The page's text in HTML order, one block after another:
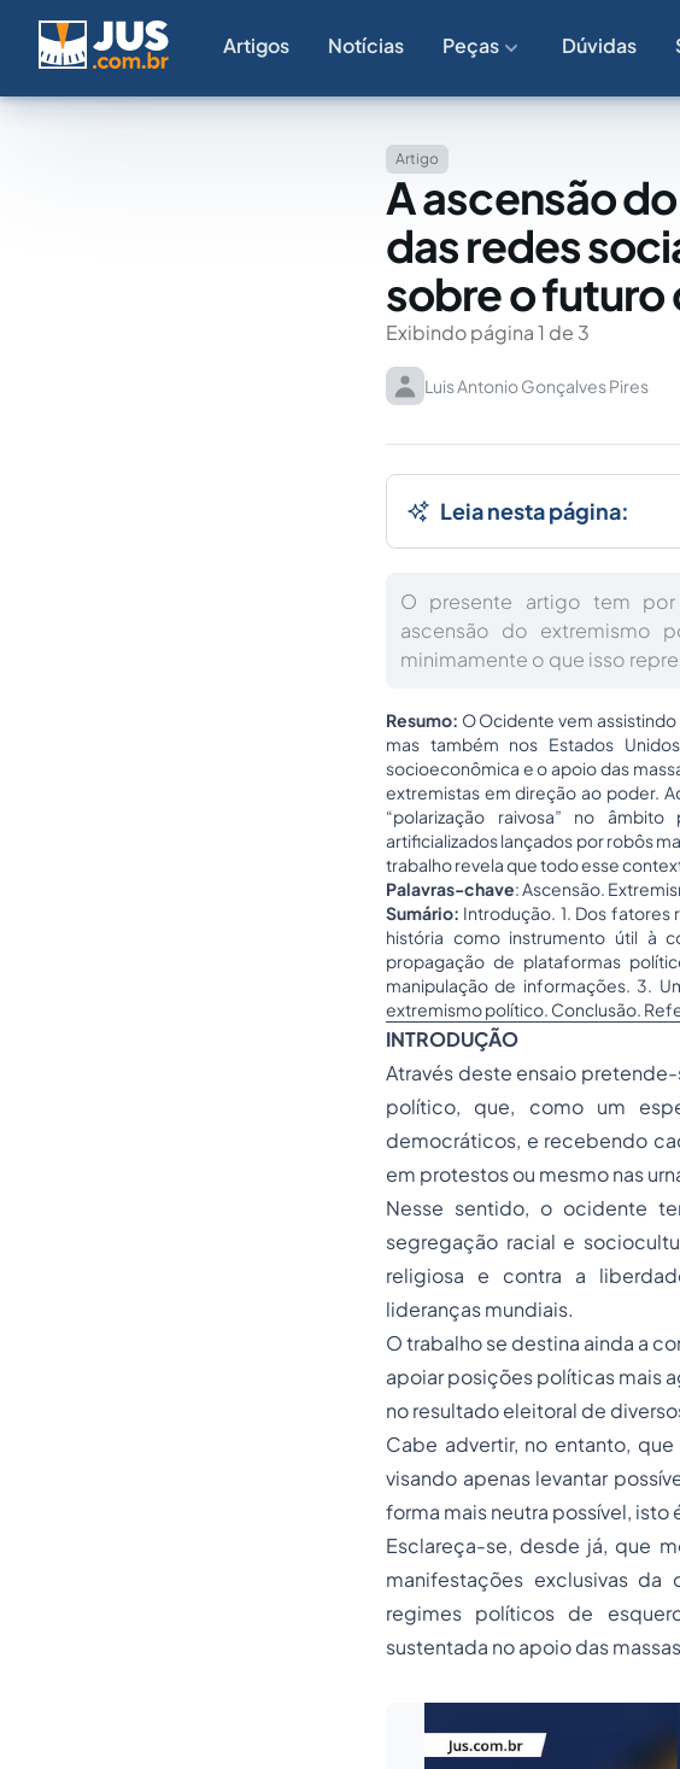
Artigos Notícias Peças Dúvidas
Artigo
A ascensão
das redes
sobre o futuro
Exibindo página 1 de 3
Luis Antonio Gonçalves Pires
Leia nesta página:
O presente artigo tem
ascensão do extremismo
minimamente o que isso
Resumo: O Ocidente vem
mas também nos Estados
socioeconômica e o apoio das
extremistas em direção ao poder.
“polarização raivosa” no
artificializados lançados por robôs
trabalho revela que todo esse
Palavras-chave: Ascensão.
Sumário: Introdução. 1. Dos fatores
história como instrumento útil à
propagação de plataformas
manipulação de informações. 3.
extremismo político. Conclusão.
INTRODUÇÃO
Através deste ensaio
político, que, como um
democráticos, e recebendo
em protestos ou mesmo nas
Nesse sentido, o ocidente
segregação racial e
religiosa e contra a
lideranças mundiais.
O trabalho se destina ainda a
apoiar posições políticas mais
no resultado eleitoral de
Cabe advertir, no entanto,
visando apenas levantar
forma mais neutra possível, isto
Esclareça-se, desde já, que
manifestações exclusivas
regimes políticos de
sustentada no apoio das